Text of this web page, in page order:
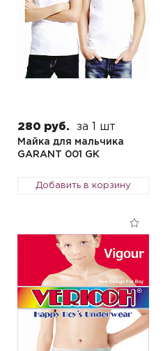
280 руб. за 1 шт
Майка для мальчика
GARANT 001 GK
Добавить в корзину